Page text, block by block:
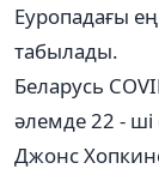
Еуропадағы
табылады.
Беларусь
әлемде 22 -
Джонс